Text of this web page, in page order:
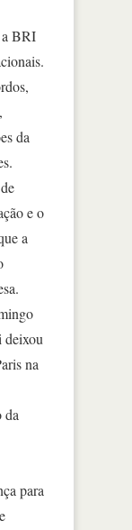
a BRI
da
e o
a
deixou
na
da
para